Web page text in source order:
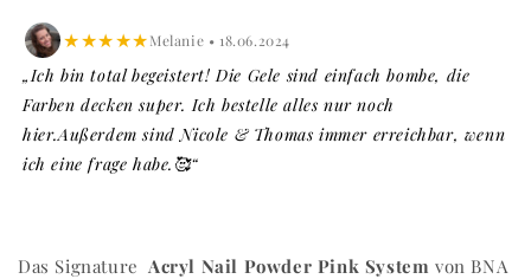
★★★★★Melanie • 18.06.2024
„Ich bin total begeistert! Die Gele sind einfach bombe, die
Farben decken super. Ich bestelle alles nur noch
hier.Außerdem sind Nicole & Thomas immer erreichbar, wenn
ich eine frage habe.🥰“
Das Signature Acryl Nail Powder Pink System von BNA